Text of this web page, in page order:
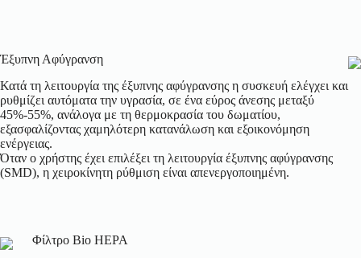
Έξυπνη Αφύγρανση
Κατά τη λειτουργία της έξυπνης αφύγρανσης η συσκευή ελέγχει και
ρυθμίζει αυτόματα την υγρασία, σε ένα εύρος άνεσης μεταξύ
45%-55%, ανάλογα με τη θερμοκρασία του δωματίου,
εξασφαλίζοντας χαμηλότερη κατανάλωση και εξοικονόμηση
ενέργειας.
Όταν ο χρήστης έχει επιλέξει τη λειτουργία έξυπνης αφύγρανσης
(SMD), η χειροκίνητη ρύθμιση είναι απενεργοποιημένη.
Φίλτρο Bio HEPA